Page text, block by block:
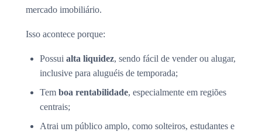
mercado imobiliário.
Isso acontece porque:
Possui alta liquidez, sendo fácil de vender ou alugar,
inclusive para aluguéis de temporada;
Tem boa rentabilidade, especialmente em regiões
centrais;
Atrai um público amplo, como solteiros, estudantes e